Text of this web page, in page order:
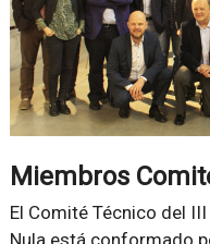
Miembros
El Comité Técnico del
Nula está conformado